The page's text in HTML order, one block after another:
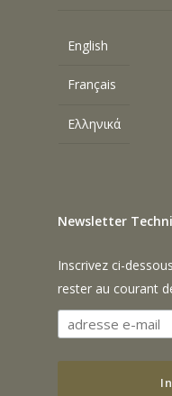
English
Français
Ελληνικά
Newsletter
Inscrivez ci-
rester au courant